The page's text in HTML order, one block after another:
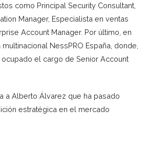
como Principal Security Consultant,
Manager, Especialista en ventas
Account Manager. Por último, en
NessPRO España, donde,
ocupado el cargo de Senior Account
a Alberto Álvarez que ha pasado
estratégica en el mercado